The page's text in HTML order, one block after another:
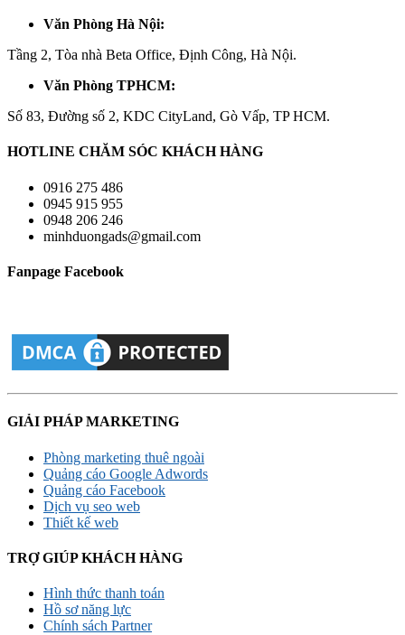
Văn Phòng Hà Nội:
Tầng 2, Tòa nhà Beta Office, Định Công, Hà Nội.
Văn Phòng TPHCM:
Số 83, Đường số 2, KDC CityLand, Gò Vấp, TP HCM.
HOTLINE CHĂM SÓC KHÁCH HÀNG
0916 275 486
0945 915 955
0948 206 246
minhduongads@gmail.com
Fanpage Facebook
GIẢI PHÁP MARKETING
Phòng marketing thuê ngoài
Quảng cáo Google Adwords
Quảng cáo Facebook
Dịch vụ seo web
Thiết kế web
TRỢ GIÚP KHÁCH HÀNG
Hình thức thanh toán
Hồ sơ năng lực
Chính sách Partner